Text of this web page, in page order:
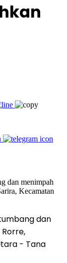
dan
- Tana